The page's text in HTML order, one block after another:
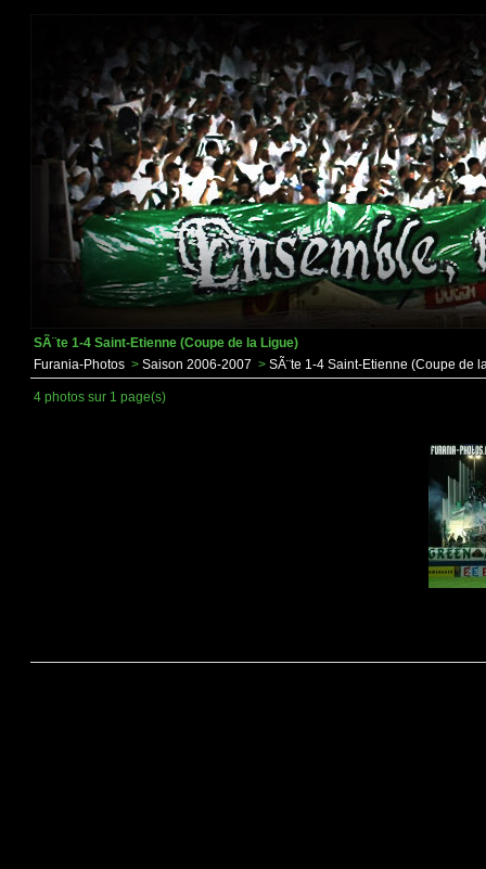
SÃ¨te 1-4 Saint-Etienne (Coupe de la Ligue)
Furania-Photos > Saison 2006-2007 > SÃ¨te 1-4 Saint-Etienne (Coupe de
4 photos sur 1 page(s)